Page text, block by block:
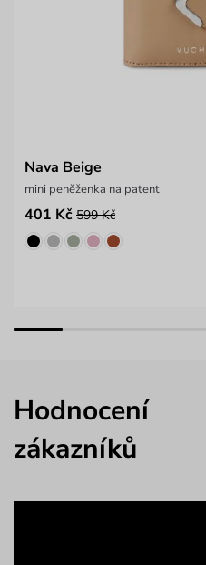
Nava Beige
mini peněženka na patent
401 Kč 599 Kč
Hodnocení
zákazníků